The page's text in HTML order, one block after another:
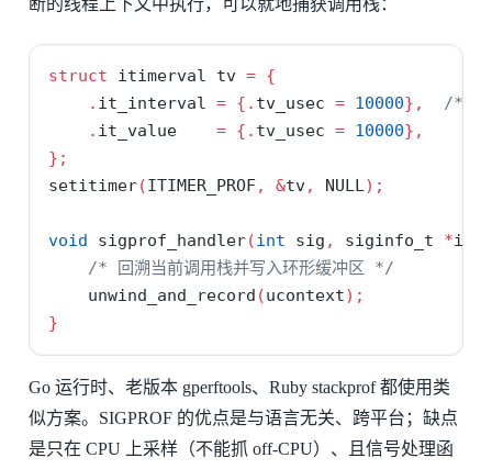
struct itimerval tv = {
. it_interval = {. tv_usec = 10000},
/*
. it_value = {. tv_usec = 10000},
};
setitimer(ITIMER_PROF, &tv, NULL);
void sigprof_handler(int sig , siginfo_t *
/* 回溯当前调用栈并写入环形缓冲区 */
    unwind_and_record
(ucontext);
}
Go 运行时、老版本 gperftools、Ruby stackprof 都使用类
似方案。SIGPROF 的优点是与语言无关、跨平台；缺点
是只在 CPU 上采样（不能抓 off-CPU）、且信号处理函